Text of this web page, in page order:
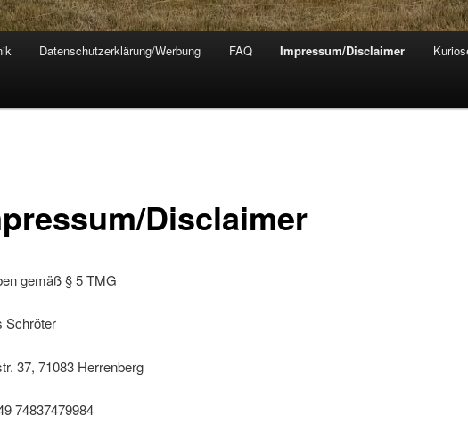
Datenschutzerklärung/Werbung FAQ Impressum/Disclaimer
Disclaimer
gemäß § 5 TMG
Schröter
37, 71083 Herrenberg
74837479984